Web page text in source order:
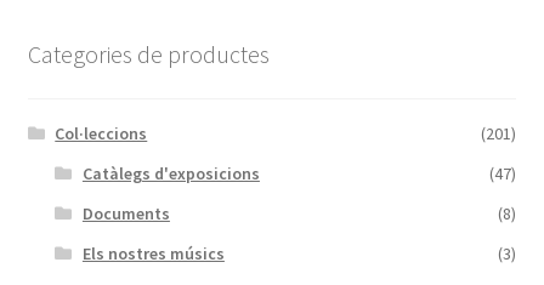
Categories de productes
Col·leccions
(201)
Catàlegs d'exposicions
(47)
Documents
(8)
Els nostres músics
(3)